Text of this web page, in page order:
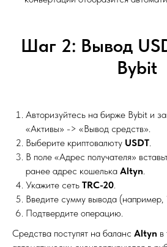
Шаг 2: Вывод
Bybit
Авторизуйтесь на бирже Bybit и
«Активы» -> «Вывод средств».
Выберите криптовалюту USDT.
В поле «Адрес получателя»
ранее адрес кошелька Altyn.
Укажите сеть TRC-20.
Введите сумму вывода (например,
Подтвердите операцию.
Средства поступят на баланс Altyn в